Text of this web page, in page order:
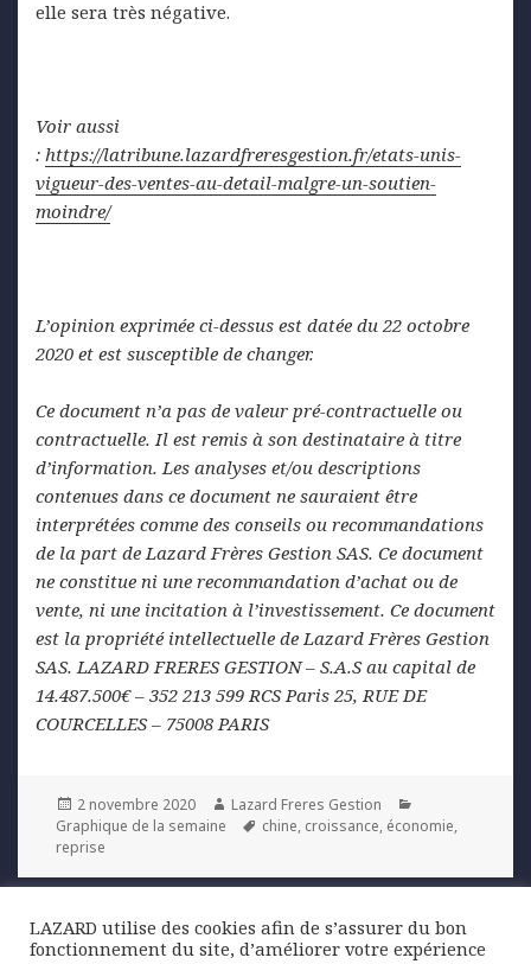
elle sera très négative.
Voir aussi
: https://latribune.lazardfreresgestion.fr/etats-unis-
vigueur-des-ventes-au-detail-malgre-un-soutien-
moindre/
L’opinion exprimée ci-dessus est datée du 22 octobre
2020 et est susceptible de changer.
Ce document n’a pas de valeur pré-contractuelle ou
contractuelle. Il est remis à son destinataire à titre
d’information. Les analyses et/ou descriptions
contenues dans ce document ne sauraient être
interprétées comme des conseils ou recommandations
de la part de Lazard Frères Gestion SAS. Ce document
ne constitue ni une recommandation d’achat ou de
vente, ni une incitation à l’investissement. Ce document
est la propriété intellectuelle de Lazard Frères Gestion
SAS. LAZARD FRERES GESTION – S.A.S au capital de
14.487.500€ – 352 213 599 RCS Paris 25, RUE DE
COURCELLES – 75008 PARIS
Posted
on
2 novembre 2020 Author
Lazard Freres Gestion
Graphique de la semaine
Tags
chine, croissance, économie,
reprise
PREVIOUS
Previous
Épidémie de Coronavirus : notre
LAZARD utilise des cookies afin de s’assurer du bon
fonctionnement du site, d’améliorer votre expérience